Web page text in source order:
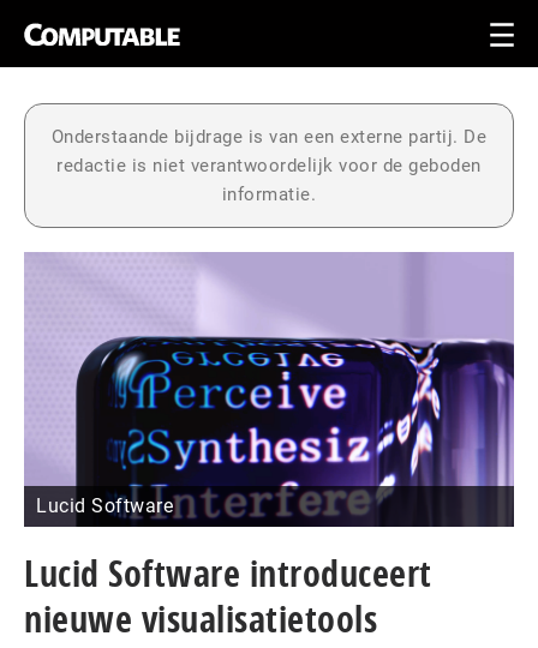
Onderstaande bijdrage is van een externe partij. De
redactie is niet verantwoordelijk voor de geboden
informatie.
Lucid Software
Lucid Software introduceert
nieuwe visualisatietools